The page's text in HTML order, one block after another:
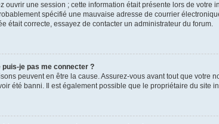
ouvrir une session ; cette information était présente lors de
spécifié une mauvaise adresse de courrier
était correcte, essayez de contacter un administrateur du forum.
puis-je pas me connecter ?
peuvent en être la cause. Assurez-vous avant tout que votre
été banni. Il est également possible que le propriétaire du site